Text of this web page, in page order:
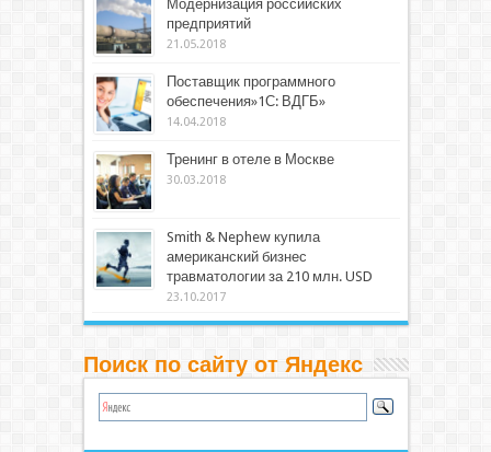
Модернизация российских
предприятий
21.05.2018
Поставщик программного
обеспечения»1С: ВДГБ»
14.04.2018
Тренинг в отеле в Москве
30.03.2018
Smith & Nephew купила
американский бизнес
травматологии за 210 млн. USD
23.10.2017
Поиск по сайту от Яндекс